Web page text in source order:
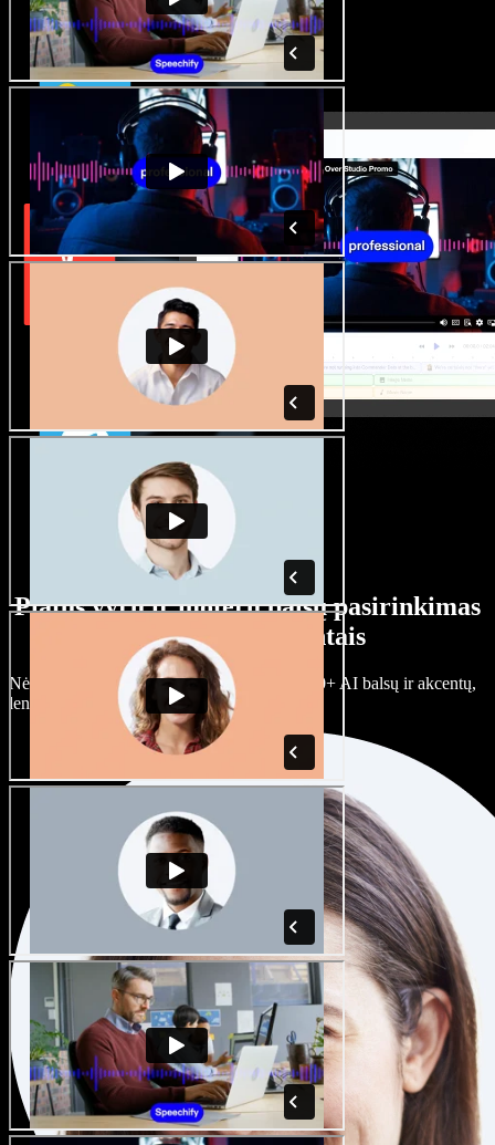
Platus vyrų ir moterų balsų pasirinkimas
su įvairiais akcentais
Nėra dviejų vienodų projektų. Rinkitės iš 100+ AI balsų ir akcentų,
lengvai juos prisitaikykite.